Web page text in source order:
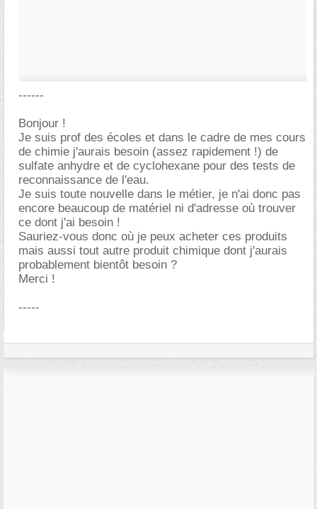
------
Bonjour !
Je suis prof des écoles et dans le cadre de mes cours
de chimie j'aurais besoin (assez rapidement !) de
sulfate anhydre et de cyclohexane pour des tests de
reconnaissance de l'eau.
Je suis toute nouvelle dans le métier, je n'ai donc pas
encore beaucoup de matériel ni d'adresse où trouver
ce dont j'ai besoin !
Sauriez-vous donc où je peux acheter ces produits
mais aussi tout autre produit chimique dont j'aurais
probablement bientôt besoin ?
Merci !
-----